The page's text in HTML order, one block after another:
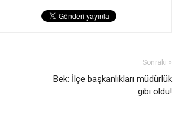
Sonraki »
Bek: İlçe başkanlıkları müdürlük
gibi oldu!